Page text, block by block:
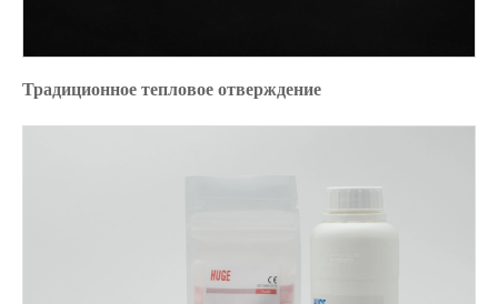
Традиционное тепловое отверждение